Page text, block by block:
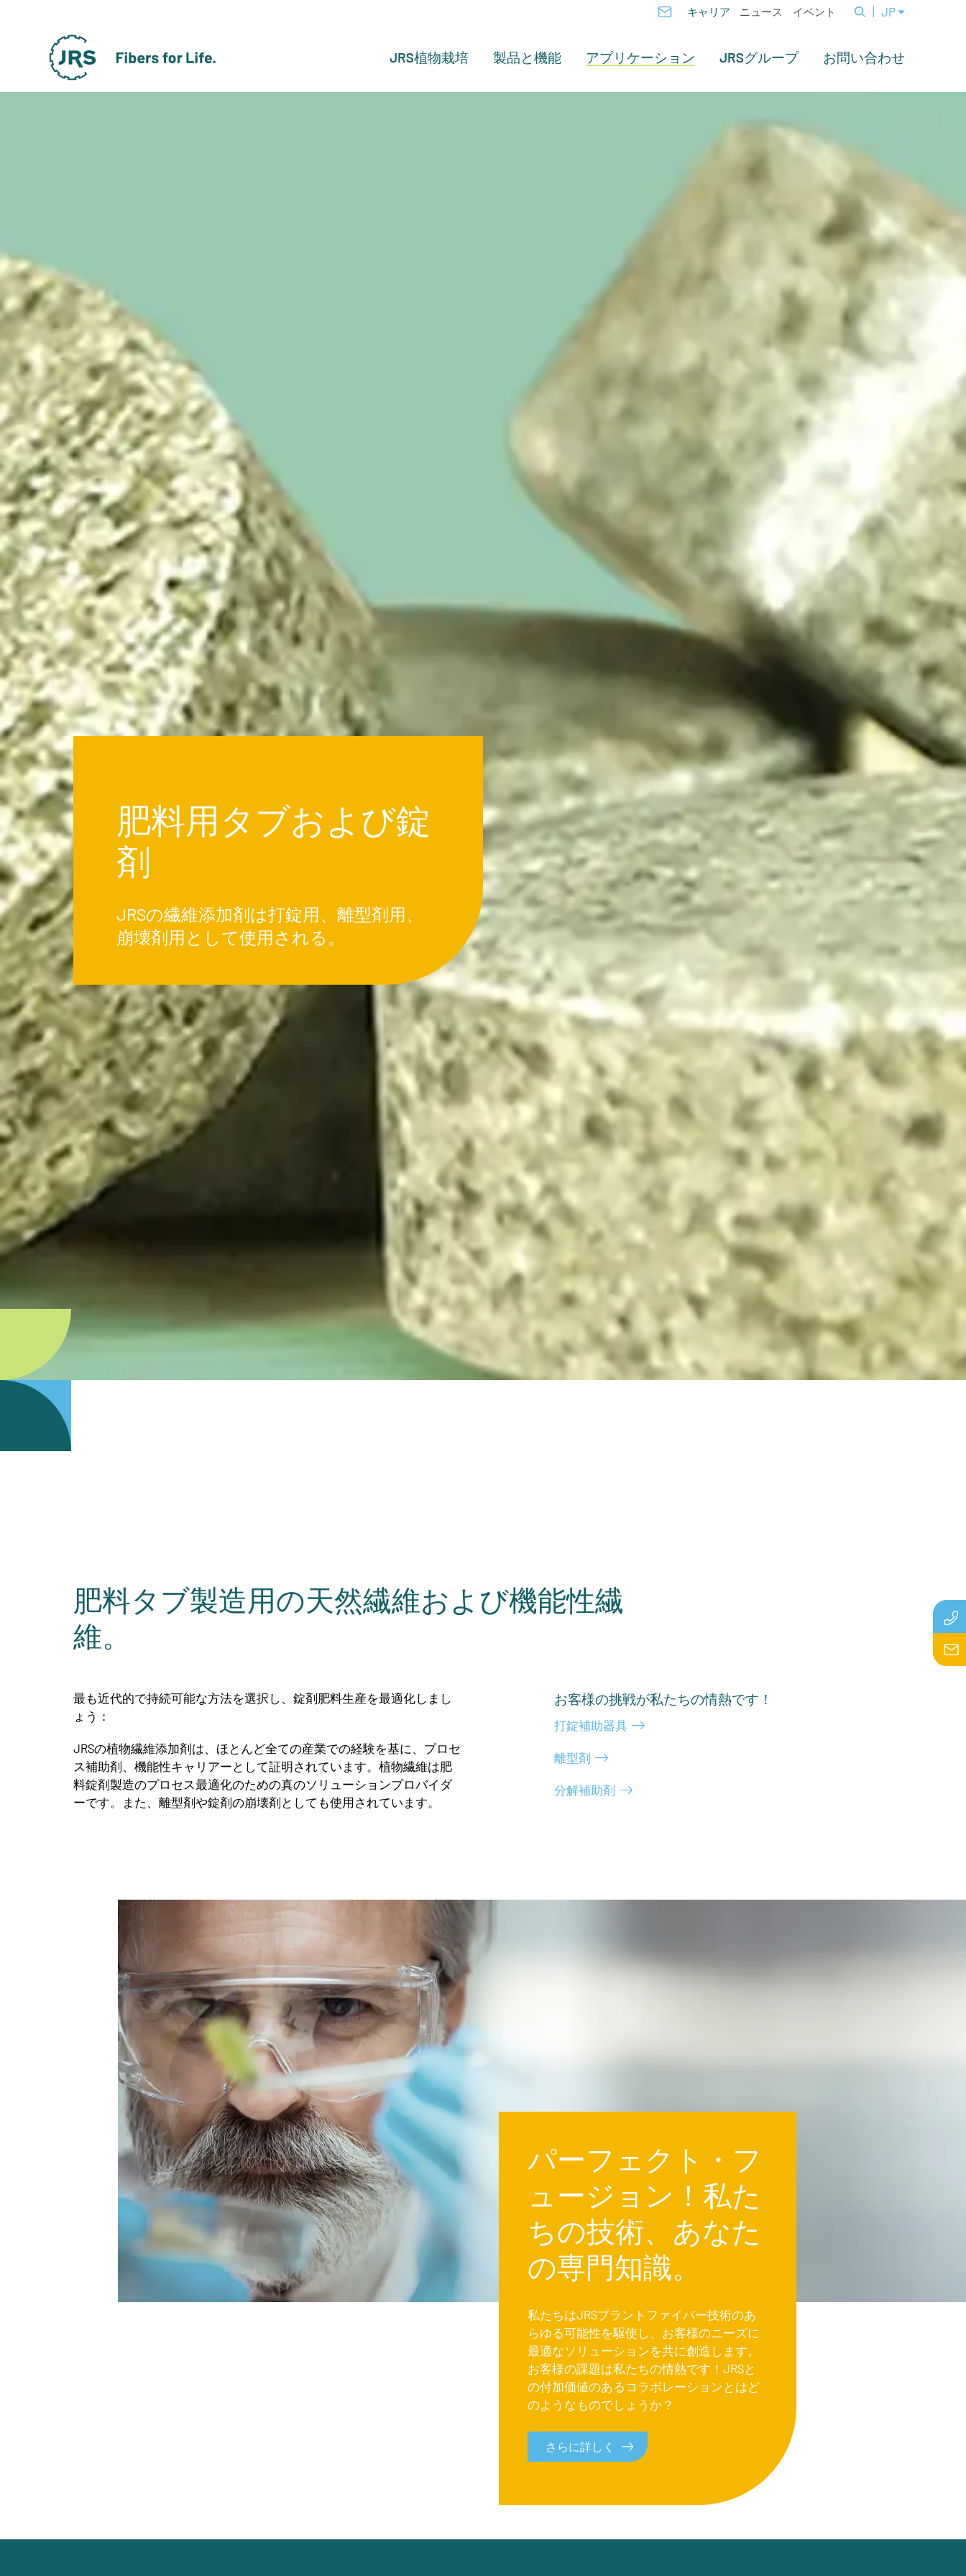
JP
キャリア ニュース イベント
JRS植物栽培 製品と機能 アプリケーション JRSグループ お問い合わせ
肥料用タブおよび錠
剤
JRSの繊維添加剤は打錠用、離型剤用、
崩壊剤用として使用される。
肥料タブ製造用の天然繊維および機能性繊
維。
最も近代的で持続可能な方法を選択し、錠剤肥料生産を最適化しまし
ょう：
JRSの植物繊維添加剤は、ほとんど全ての産業での経験を基に、プロセ
ス補助剤、機能性キャリアーとして証明されています。植物繊維は肥
料錠剤製造のプロセス最適化のための真のソリューションプロバイダ
ーです。また、離型剤や錠剤の崩壊剤としても使用されています。
お客様の挑戦が私たちの情熱です！
打錠補助器具
離型剤
分解補助剤
パーフェクト・フ
ュージョン！私た
ちの技術、あなた
の専門知識。
私たちはJRSプラントファイバー技術のあ
らゆる可能性を駆使し、お客様のニーズに
最適なソリューションを共に創造します。
お客様の課題は私たちの情熱です！JRSと
の付加価値のあるコラボレーションとはど
のようなものでしょうか？
さらに詳しく